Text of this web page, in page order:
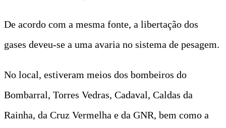
De acordo com a mesma fonte, a libertação dos
gases deveu-se a uma avaria no sistema de pesagem.
No local, estiveram meios dos bombeiros do
Bombarral, Torres Vedras, Cadaval, Caldas da
Rainha, da Cruz Vermelha e da GNR, bem como a